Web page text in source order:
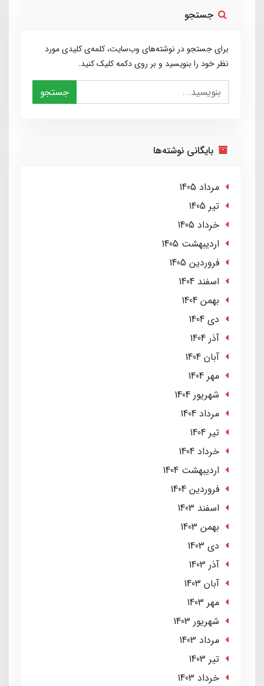
جستجو
برای جستجو در نوشته‌های وب‌سایت، کلمه‌ی کلیدی مورد
نظر خود را بنویسید و بر روی دکمه کلیک کنید.
جستجو
بایگانی نوشته‌ها
مرداد 1405
تير 1405
خرداد 1405
ارديبهشت 1405
فروردین 1405
اسفند 1404
بهمن 1404
دی 1404
آذر 1404
آبان 1404
مهر 1404
شهریور 1404
مرداد 1404
تير 1404
خرداد 1404
ارديبهشت 1404
فروردین 1404
اسفند 1403
بهمن 1403
دی 1403
آذر 1403
آبان 1403
مهر 1403
شهریور 1403
مرداد 1403
تير 1403
خرداد 1403